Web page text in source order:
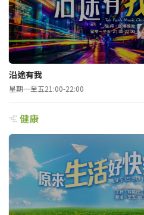
沿途有我
星期一至五21:00-22:00
健康